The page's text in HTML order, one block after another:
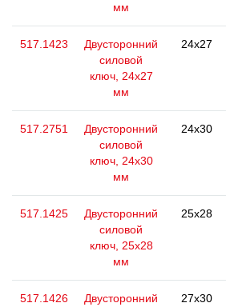
мм
517.1423
Двусторонний
силовой
ключ, 24x27
мм
24x27
517.2751
Двусторонний
силовой
ключ, 24x30
мм
24x30
517.1425
Двусторонний
силовой
ключ, 25x28
мм
25x28
517.1426
Двусторонний
27x30